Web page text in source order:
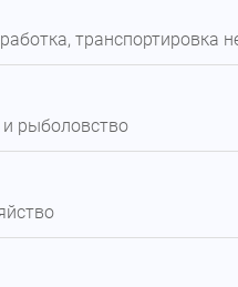
транспортировка
рыболовство